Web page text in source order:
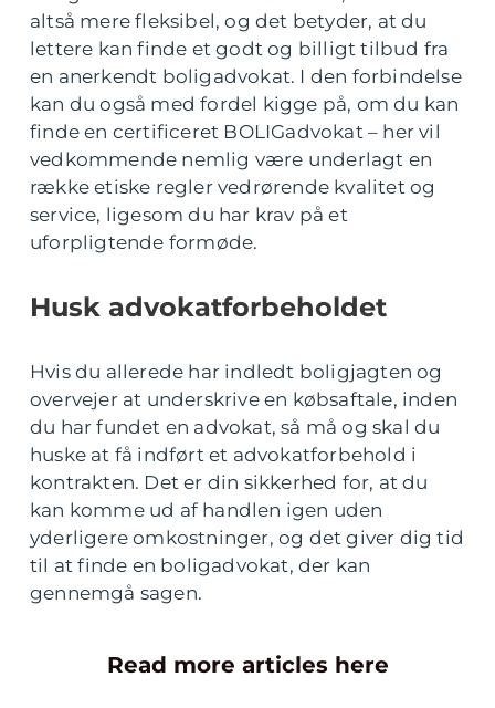
altså mere fleksibel, og det betyder, at du
lettere kan finde et godt og billigt tilbud fra
en anerkendt boligadvokat. I den forbindelse
kan du også med fordel kigge på, om du kan
finde en certificeret BOLIGadvokat – her vil
vedkommende nemlig være underlagt en
række etiske regler vedrørende kvalitet og
service, ligesom du har krav på et
uforpligtende formøde.
Husk advokatforbeholdet
Hvis du allerede har indledt boligjagten og
overvejer at underskrive en købsaftale, inden
du har fundet en advokat, så må og skal du
huske at få indført et advokatforbehold i
kontrakten. Det er din sikkerhed for, at du
kan komme ud af handlen igen uden
yderligere omkostninger, og det giver dig tid
til at finde en boligadvokat, der kan
gennemgå sagen.
Read more articles here